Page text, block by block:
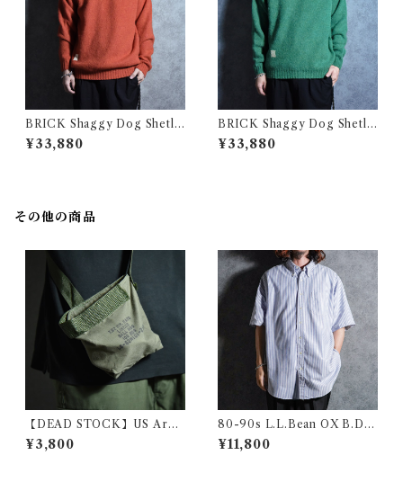
BRICK Shaggy Dog Shetla
nd Wool Knit Sweater Cre
w Neck FLAME ブリック シ
¥33,880
BRICK Shaggy Dog Shetla
nd Wool Knit Sweater Cre
w Neck EVER GREENブリ
¥33,880
その他の商品
【DEAD STOCK】US Arm
y Cotton Mini Shoulder Ba
g アメリカ軍 コットン ミニ シ
¥3,800
80-90s L.L.Bean OX B.D. S
hirs エルエルビーン 半袖 ボタ
ンダウン シャツ アメリカ製
¥11,800